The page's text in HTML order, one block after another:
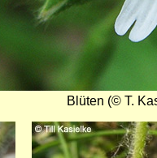
Blüten (© T.
Bild